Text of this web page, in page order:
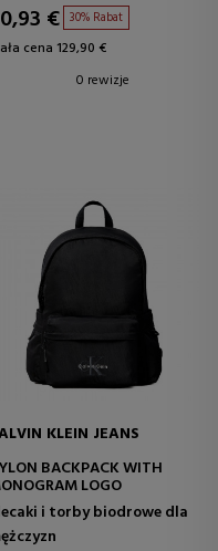
€ 30% Rabat
cena 129,90 €
0 rewizje
KLEIN JEANS
BACKPACK WITH
LOGO
i torby biodrowe dla